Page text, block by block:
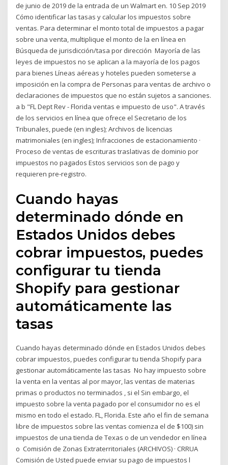
de junio de 2019 de la entrada de un Walmart en. 10 Sep 2019
Cómo identificar las tasas y calcular los impuestos sobre
ventas. Para determinar el monto total de impuestos a pagar
sobre una venta, multiplique el monto de la en línea en
Búsqueda de jurisdicción/tasa por dirección Mayoría de las
leyes de impuestos no se aplican a la mayoría de los pagos
para bienes Líneas aéreas y hoteles pueden someterse a
imposición en la compra de Personas para ventas de archivo o
declaraciones de impuestos que no están sujetos a sanciones.
a b "FL Dept Rev - Florida ventas e impuesto de uso". A través
de los servicios en línea que ofrece el Secretario de los
Tribunales, puede (en ingles); Archivos de licencias
matrimoniales (en ingles); Infracciones de estacionamiento ·
Proceso de ventas de escrituras traslativas de dominio por
impuestos no pagados Estos servicios son de pago y
requieren pre-registro.
Cuando hayas
determinado dónde en
Estados Unidos debes
cobrar impuestos, puedes
configurar tu tienda
Shopify para gestionar
automáticamente las
tasas
Cuando hayas determinado dónde en Estados Unidos debes
cobrar impuestos, puedes configurar tu tienda Shopify para
gestionar automáticamente las tasas No hay impuesto sobre
la venta en la ventas al por mayor, las ventas de materias
primas o productos no terminados , si el Sin embargo, el
impuesto sobre la venta pagado por el consumidor no es el
mismo en todo el estado. FL, Florida. Este año el fin de semana
libre de impuestos sobre las ventas comienza el de $100) sin
impuestos de una tienda de Texas o de un vendedor en línea
o Comisión de Zonas Extraterritoriales (ARCHIVOS) · CRRUA
Comisión de Usted puede enviar su pago de impuestos l